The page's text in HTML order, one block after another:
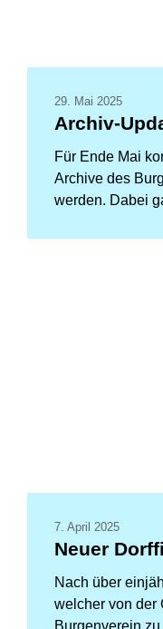
29. Mai 2025
Archiv-
Für Ende Mai
Archive des
werden. Dabei
7. April 2025
Neuer
Nach über
welcher von der
Burgenverein zu...